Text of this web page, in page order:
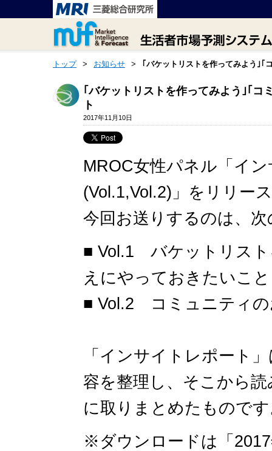
トップ > お知らせ > ｢バケットリストを作ってみよう｣｢
｢バケットリストを作ってみよう｣｢コ
ト
2017年11月10日
MROC女性パネル「イ
(Vol.1,Vol.2)」をリリー
今回お送りするのは、
■ Vol.1 バケットリスト
えにやっておきたいこ
■ Vol.2 コミュニティの
「インサイトレポート
容を整理し、そこから
に取りまとめたもので
※ダウンロードは「